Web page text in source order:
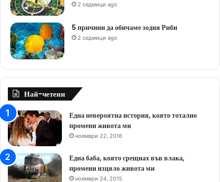
2 седмици ago
5 причини да обичаме зодия Риби
2 седмици ago
Най-четени
Една невероятна история, която тотално
промени живота ми
ноември 22, 2016
Една баба, която срещнах във влака,
промени изцяло живота ми
ноември 24, 2015